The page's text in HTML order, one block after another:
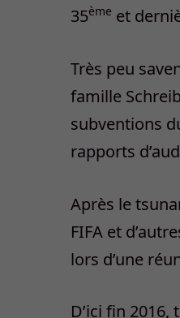
35ème et
Très peu
famille
subventions
rapports
Après le
FIFA et
lors d’une
D’ici fin